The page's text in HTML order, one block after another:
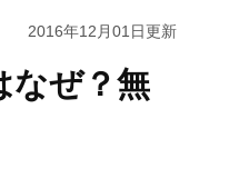
2016年12月01日更新
なぜ？無